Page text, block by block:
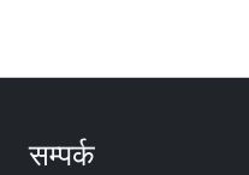
सम्पर्क